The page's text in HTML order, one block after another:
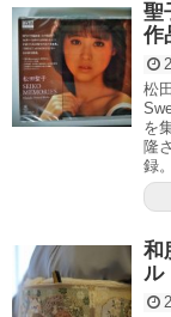
聖
作
松
を
隆
録
和
ル